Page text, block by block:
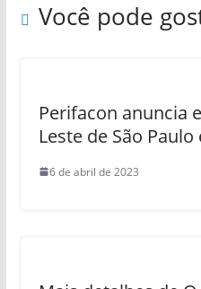
Você pode
Perifacon anuncia
Leste de São
6 de abril de 2023